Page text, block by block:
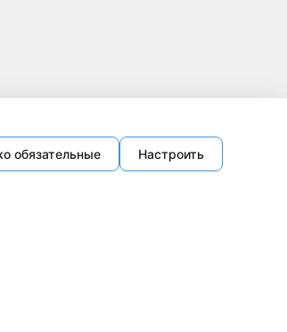
обязательные Настроить